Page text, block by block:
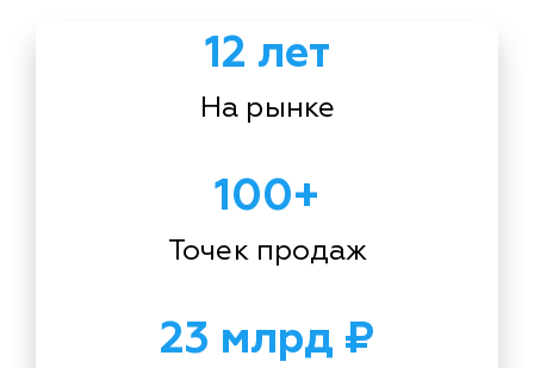
12 лет
На рынке
100+
Точек продаж
23 млрд ₽